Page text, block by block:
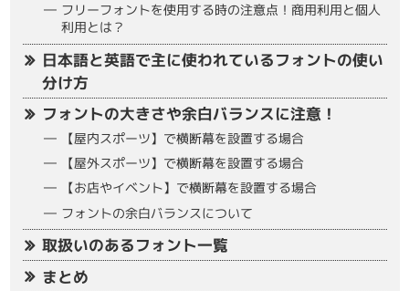
フリーフォントを使用する時の注意点！商用利用と個人
利用とは？
日本語と英語で主に使われているフォントの使い
分け方
フォントの大きさや余白バランスに注意！
【屋内スポーツ】で横断幕を設置する場合
【屋外スポーツ】で横断幕を設置する場合
【お店やイベント】で横断幕を設置する場合
フォントの余白バランスについて
取扱いのあるフォント一覧
まとめ